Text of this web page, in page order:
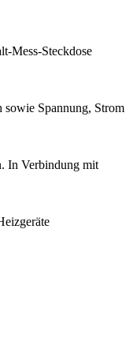
Mess-Steckdose
Spannung, Strom
In Verbindung mit